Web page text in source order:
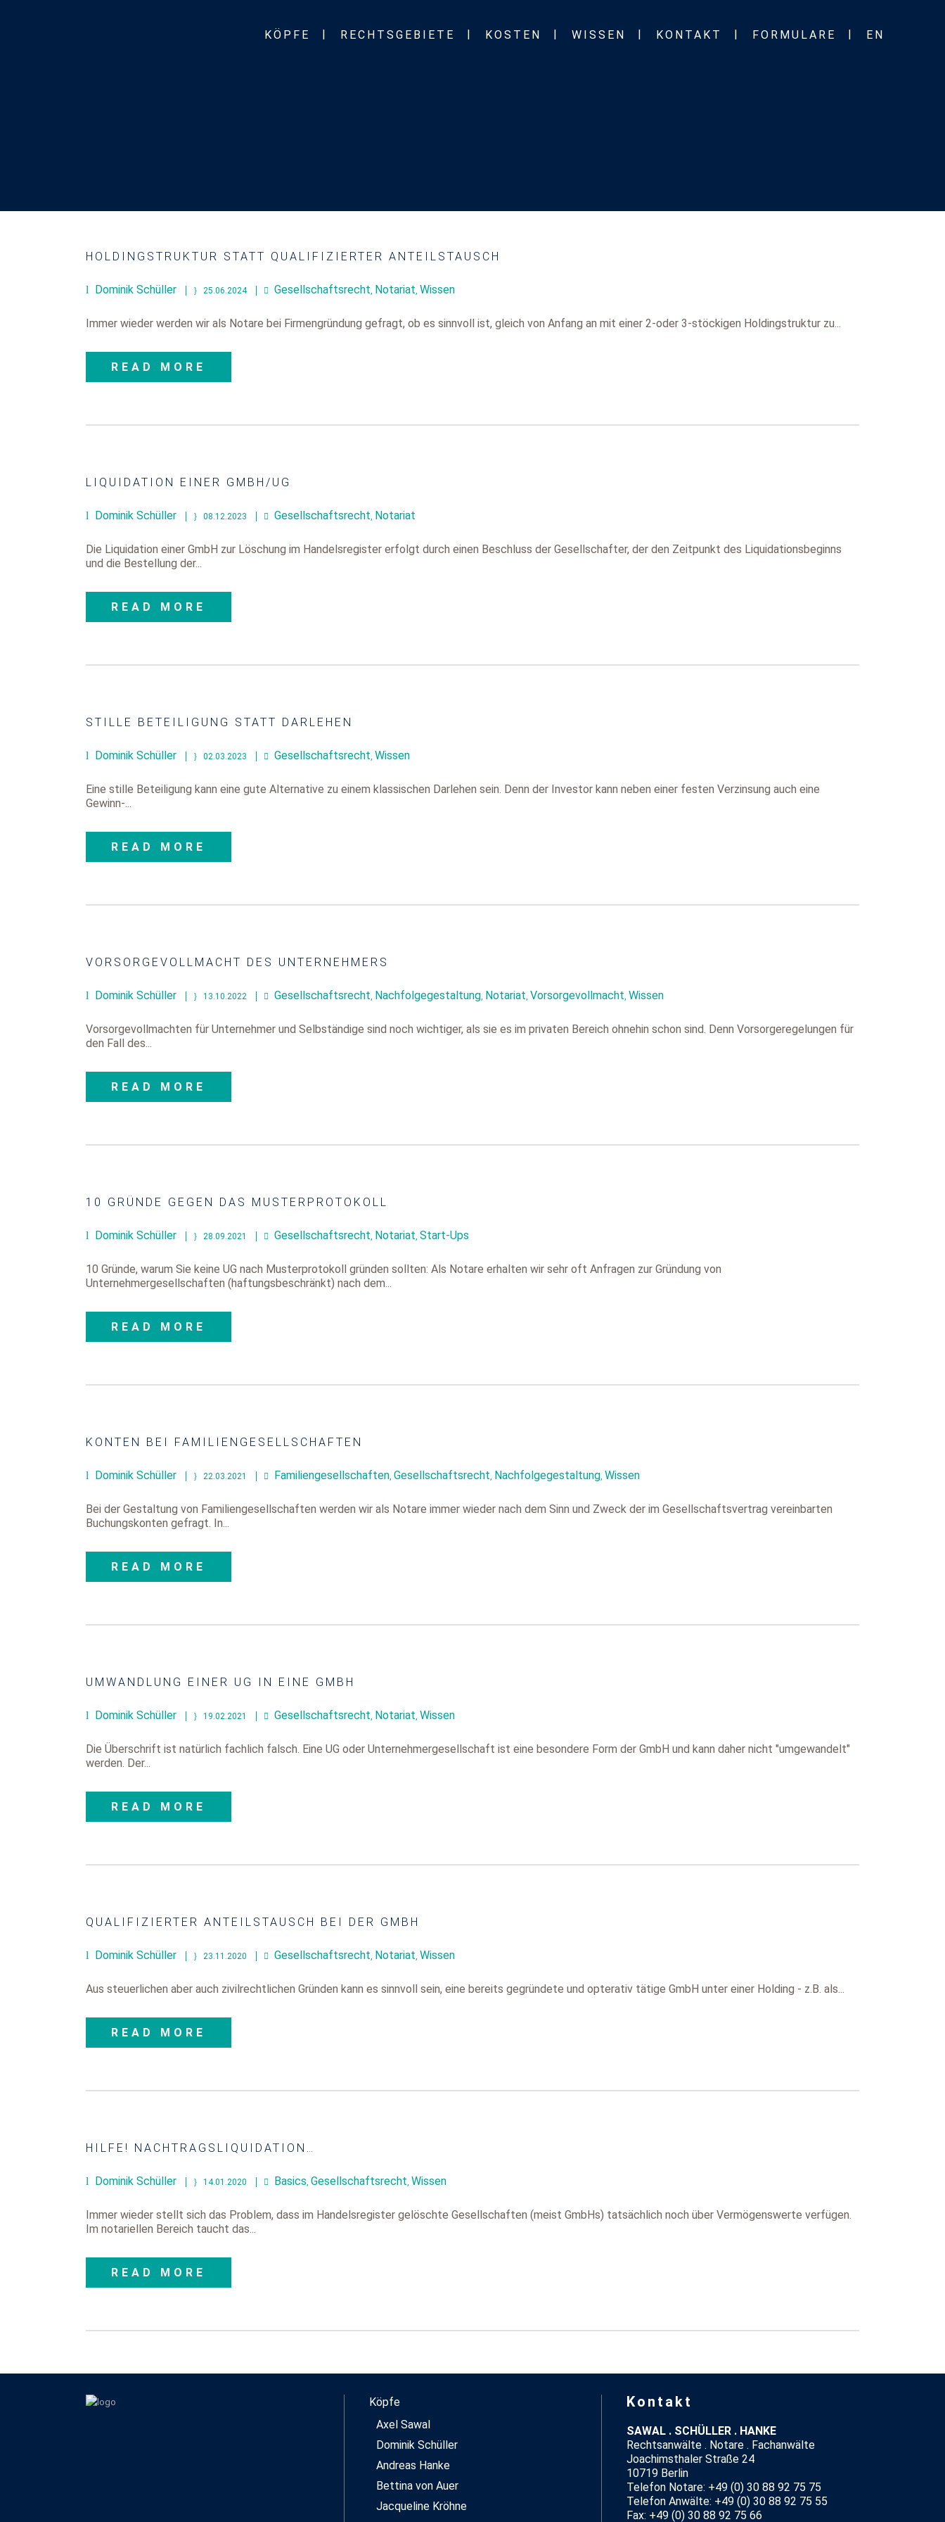
KÖPFE RECHTSGEBIETE KOSTEN WISSEN KONTAKT FORMULARE EN
HOLDINGSTRUKTUR STATT QUALIFIZIERTER ANTEILSTAUSCH
Dominik Schüller 25.06.2024 Gesellschaftsrecht, Notariat, Wissen
Immer wieder werden wir als Notare bei Firmengründung gefragt, ob es sinnvoll ist, gleich von Anfang an mit einer 2-oder 3-stöckigen Holdingstruktur zu...
READ MORE
LIQUIDATION EINER GMBH/UG
Dominik Schüller 08.12.2023 Gesellschaftsrecht, Notariat
Die Liquidation einer GmbH zur Löschung im Handelsregister erfolgt durch einen Beschluss der Gesellschafter, der den Zeitpunkt des Liquidationsbeginns
und die Bestellung der...
READ MORE
STILLE BETEILIGUNG STATT DARLEHEN
Dominik Schüller 02.03.2023 Gesellschaftsrecht, Wissen
Eine stille Beteiligung kann eine gute Alternative zu einem klassischen Darlehen sein. Denn der Investor kann neben einer festen Verzinsung auch eine
Gewinn-...
READ MORE
VORSORGEVOLLMACHT DES UNTERNEHMERS
Dominik Schüller 13.10.2022 Gesellschaftsrecht, Nachfolgegestaltung, Notariat, Vorsorgevollmacht, Wissen
Vorsorgevollmachten für Unternehmer und Selbständige sind noch wichtiger, als sie es im privaten Bereich ohnehin schon sind. Denn Vorsorgeregelungen für
den Fall des...
READ MORE
10 GRÜNDE GEGEN DAS MUSTERPROTOKOLL
Dominik Schüller 28.09.2021 Gesellschaftsrecht, Notariat, Start-Ups
10 Gründe, warum Sie keine UG nach Musterprotokoll gründen sollten: Als Notare erhalten wir sehr oft Anfragen zur Gründung von
Unternehmergesellschaften (haftungsbeschränkt) nach dem...
READ MORE
KONTEN BEI FAMILIENGESELLSCHAFTEN
Dominik Schüller 22.03.2021 Familiengesellschaften, Gesellschaftsrecht, Nachfolgegestaltung, Wissen
Bei der Gestaltung von Familiengesellschaften werden wir als Notare immer wieder nach dem Sinn und Zweck der im Gesellschaftsvertrag vereinbarten
Buchungskonten gefragt. In...
READ MORE
UMWANDLUNG EINER UG IN EINE GMBH
Dominik Schüller 19.02.2021 Gesellschaftsrecht, Notariat, Wissen
Die Überschrift ist natürlich fachlich falsch. Eine UG oder Unternehmergesellschaft ist eine besondere Form der GmbH und kann daher nicht "umgewandelt"
werden. Der...
READ MORE
QUALIFIZIERTER ANTEILSTAUSCH BEI DER GMBH
Dominik Schüller 23.11.2020 Gesellschaftsrecht, Notariat, Wissen
Aus steuerlichen aber auch zivilrechtlichen Gründen kann es sinnvoll sein, eine bereits gegründete und opterativ tätige GmbH unter einer Holding - z.B. als...
READ MORE
HILFE! NACHTRAGSLIQUIDATION…
Dominik Schüller 14.01.2020 Basics, Gesellschaftsrecht, Wissen
Immer wieder stellt sich das Problem, dass im Handelsregister gelöschte Gesellschaften (meist GmbHs) tatsächlich noch über Vermögenswerte verfügen.
Im notariellen Bereich taucht das...
READ MORE
Köpfe
Axel Sawal
Dominik Schüller
Andreas Hanke
Bettina von Auer
Jacqueline Kröhne
Kontakt
SAWAL . SCHÜLLER . HANKE
Rechtsanwälte . Notare . Fachanwälte
Joachimsthaler Straße 24
10719 Berlin
Telefon Notare: +49 (0) 30 88 92 75 75
Telefon Anwälte: +49 (0) 30 88 92 75 55
Fax: +49 (0) 30 88 92 75 66